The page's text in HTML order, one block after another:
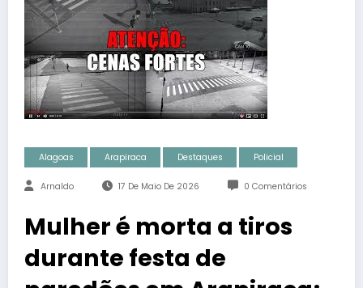
Alagoas Arapiraca Destaques Policial
Arnaldo 17 De Maio De 2026 0 Comentários
Mulher é morta a tiros
durante festa de